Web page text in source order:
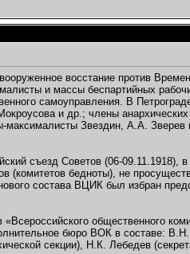
восстание против
и массы беспартийных
самоуправления. В
и др.; члены
Звездин, А.А. Зверев
съезд Советов (06-09.11.1918),
бедноты), не
состава ВЦИК был избран
общественного
бюро ВОК в составе:
секции), Н.К. Лебедев